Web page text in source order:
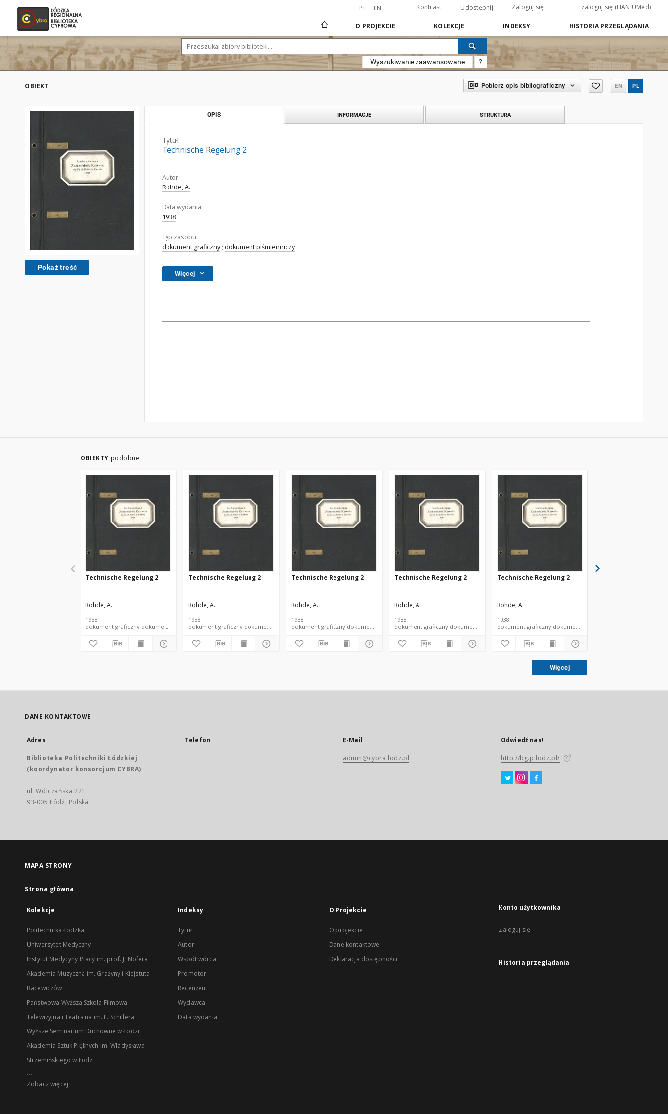
PL EN Kontrast Udostępnij Zaloguj się Zaloguj się (HAN UMed)
O PROJEKCIE KOLEKCJE INDEKSY HISTORIA PRZEGLĄDANIA
Wyszukiwanie zaawansowane ?
OBIEKT Pobierz opis bibliograficzny EN PL
Pokaż treść
OPIS INFORMACJE STRUKTURA
Tytuł:
Technische Regelung 2
Autor:
Rohde, A.
Data wydania:
1938
Typ zasobu:
dokument graficzny; dokument piśmienniczy
Więcej
OBIEKTY podobne
Technische Regelung 2
Rohde, A.
1938
dokument graficzny dokument piśmienniczy
Technische Regelung 2
Rohde, A.
1938
dokument graficzny dokument piśmienniczy
Technische Regelung 2
Rohde, A.
1938
dokument graficzny dokument piśmienniczy
Technische Regelung 2
Rohde, A.
1938
dokument graficzny dokument piśmienniczy
Technische Regelung 2
Rohde, A.
1938
dokument graficzny dokument piśmienniczy
Więcej
DANE KONTAKTOWE
Adres
Biblioteka Politechniki Łódzkiej
(koordynator konsorcjum CYBRA)
ul. Wólczańska 223
93-005 Łódź, Polska
Telefon E-Mail
admin@cybra.lodz.pl
Odwiedź nas!
http://bg.p.lodz.pl/
MAPA STRONY
Strona główna
Kolekcje
Politechnika Łódzka
Uniwersytet Medyczny
Instytut Medycyny Pracy im. prof. J. Nofera
Akademia Muzyczna im. Grażyny i Kiejstuta
Bacewiczów
Państwowa Wyższa Szkoła Filmowa
Telewizyjna i Teatralna im. L. Schillera
Wyższe Seminarium Duchowne w Łodzi
Akademia Sztuk Pięknych im. Władysława
Strzemińskiego w Łodzi
...
Zobacz więcej
Indeksy
Tytuł
Autor
Współtwórca
Promotor
Recenzent
Wydawca
Data wydania
O Projekcie
O projekcie
Dane kontaktowe
Deklaracja dostępności
Konto użytkownika
Zaloguj się
Historia przeglądania